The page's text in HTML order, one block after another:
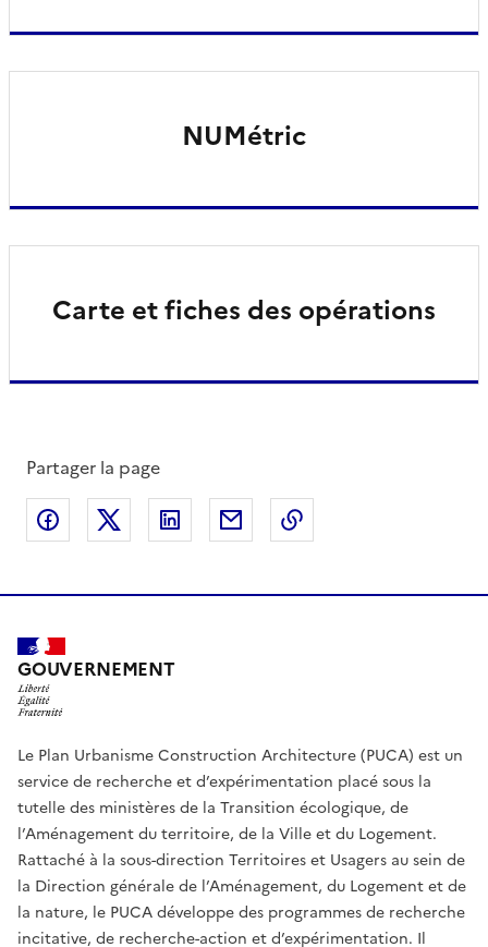
NUMétric
Carte et fiches des opérations
Partager la page
Partager sur Facebook
Partager sur XPartager sur LinkedIn
Partager par email
GOUVERNEMENT
Le Plan Urbanisme Construction Architecture (PUCA) est un
service de recherche et d’expérimentation placé sous la
tutelle des ministères de la Transition écologique, de
l’Aménagement du territoire, de la Ville et du Logement.
Rattaché à la sous-direction Territoires et Usagers au sein de
la Direction générale de l’Aménagement, du Logement et de
la nature, le PUCA développe des programmes de recherche
incitative, de recherche-action et d’expérimentation. Il